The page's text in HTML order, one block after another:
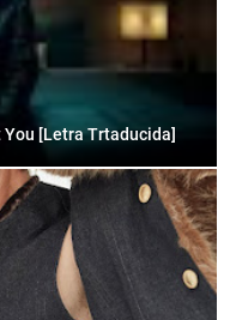
You [Letra Trtaducida]